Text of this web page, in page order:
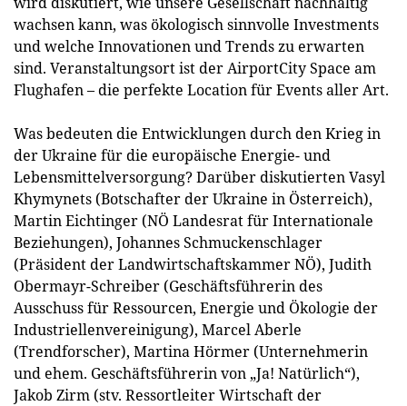
wachsen kann, was ökologisch sinnvolle Investments
und welche Innovationen und Trends zu erwarten
sind. Veranstaltungsort ist der AirportCity Space am
Flughafen – die perfekte Location für Events aller Art.
Was bedeuten die Entwicklungen durch den Krieg in
der Ukraine für die europäische Energie- und
Lebensmittelversorgung? Darüber diskutierten Vasyl
Khymynets (Botschafter der Ukraine in Österreich),
Martin Eichtinger (NÖ Landesrat für Internationale
Beziehungen), Johannes Schmuckenschlager
(Präsident der Landwirtschaftskammer NÖ), Judith
Obermayr-Schreiber (Geschäftsführerin des
Ausschuss für Ressourcen, Energie und Ökologie der
Industriellenvereinigung), Marcel Aberle
(Trendforscher), Martina Hörmer (Unternehmerin
und ehem. Geschäftsführerin von „Ja! Natürlich“),
Jakob Zirm (stv. Ressortleiter Wirtschaft der